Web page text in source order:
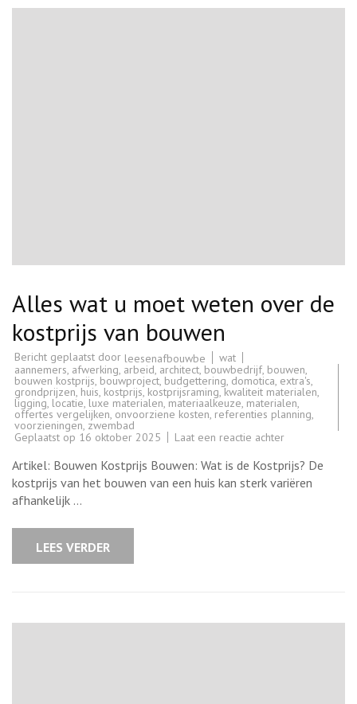
Alles wat u moet weten over de
kostprijs van bouwen
Bericht geplaatst door leesenafbouwbe
wat
aannemers, afwerking, arbeid, architect, bouwbedrijf, bouwen,
bouwen kostprijs, bouwproject, budgettering, domotica, extra's,
grondprijzen, huis, kostprijs, kostprijsraming,kwaliteit materialen,
ligging, locatie, luxe materialen,materiaalkeuze, materialen,
offertes vergelijken, onvoorziene kosten, referenties planning,
voorzieningen, zwembad
Geplaatst op 16 oktober 2025 Laat een reactie achterop
wat
u
moet
weten
Artikel: Bouwen Kostprijs Bouwen: Wat is de Kostprijs? De
kostprijs van het bouwen van een huis kan sterk variëren
afhankelijk …
LEES VERDER